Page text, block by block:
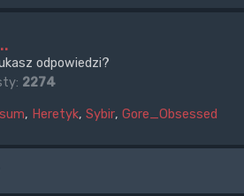
odpowiedzi?
2274
, Heretyk, Sybir, Gore_Obsessed